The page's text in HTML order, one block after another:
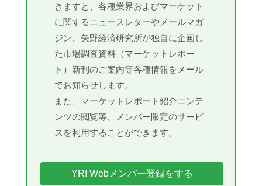
きますと、各種業界およびマーケット
に関するニュースレターやメールマガ
ジン、矢野経済研究所が独自に企画し
た市場調査資料（マーケットレポー
ト）新刊のご案内等各種情報をメール
でお知らせします。
また、マーケットレポート紹介コンテ
ンツの閲覧等、メンバー限定のサービ
スを利用することができます。
YRI Webメンバー登録をする